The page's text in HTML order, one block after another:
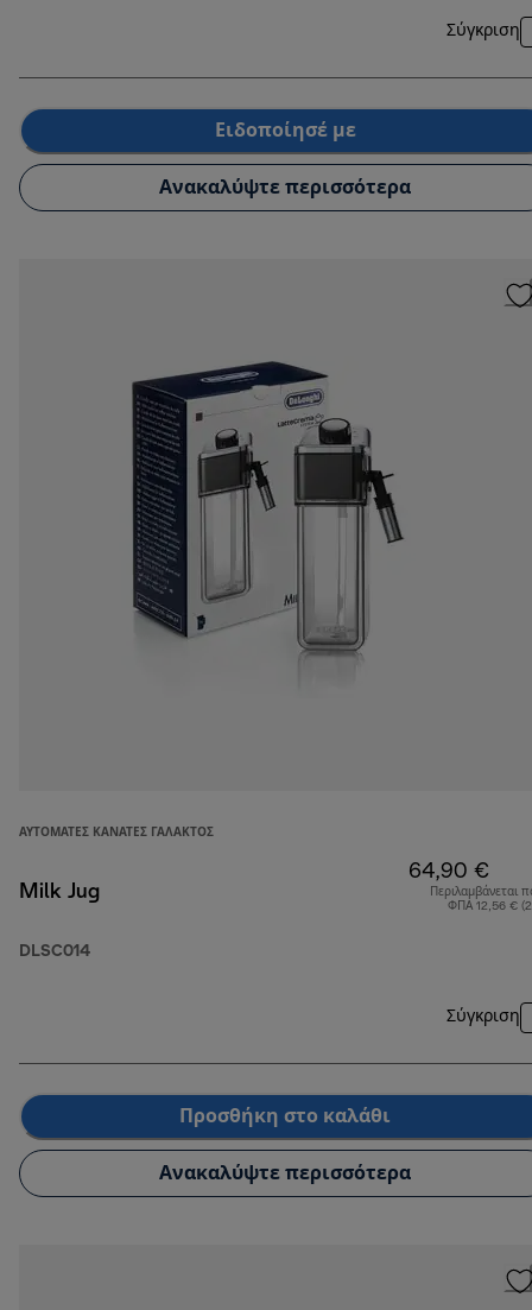
Σύγκριση
Ειδοποίησέ με
Ανακαλύψτε περισσότερα
ΑΥΤΌΜΑΤΕΣ ΚΑΝΆΤΕΣ ΓΆΛΑΚΤΟΣ
Milk Jug
DLSC014
64,90 €
Περιλαμβάνεται
ΦΠΑ 12,56 €
Σύγκριση
Προσθήκη στο καλάθι
Ανακαλύψτε περισσότερα